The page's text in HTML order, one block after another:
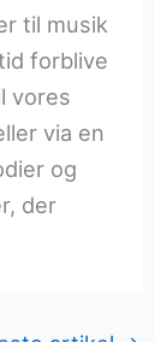
til musik
forblive
vores
via en
og
der